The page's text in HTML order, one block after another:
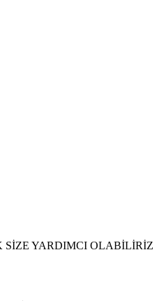
YARDIMCI OLABİLİRİZ